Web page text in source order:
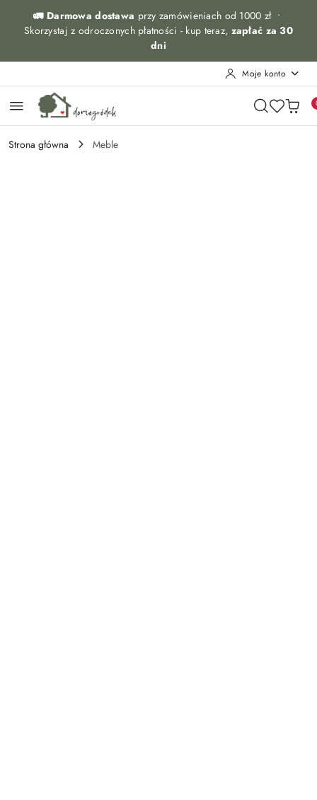
Przejdź do treści głównej
Przejdź do wyszukiwarki
Przejdź do moje konto
Przejdź do menu głównego
Przejdź do opisu produktu
Przejdź do stopki
🚛 Darmowa dostawa przy zamówieniach od 1000 zł •
Skorzystaj z odroczonych płatności - kup teraz, zapłać za 30
dni
Moje konto
Strona główna Meble